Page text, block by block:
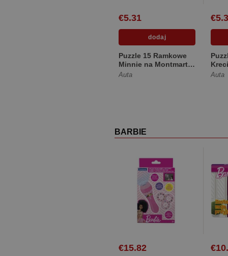
€5.31
Puzzle 15 Ramkowe
Minnie na Montmartre
DINO
Auta
DINO
Auta
BARBIE
€15.82